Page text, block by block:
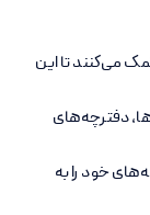
می‌کنند تا این
دفترچه‌های
خود را به